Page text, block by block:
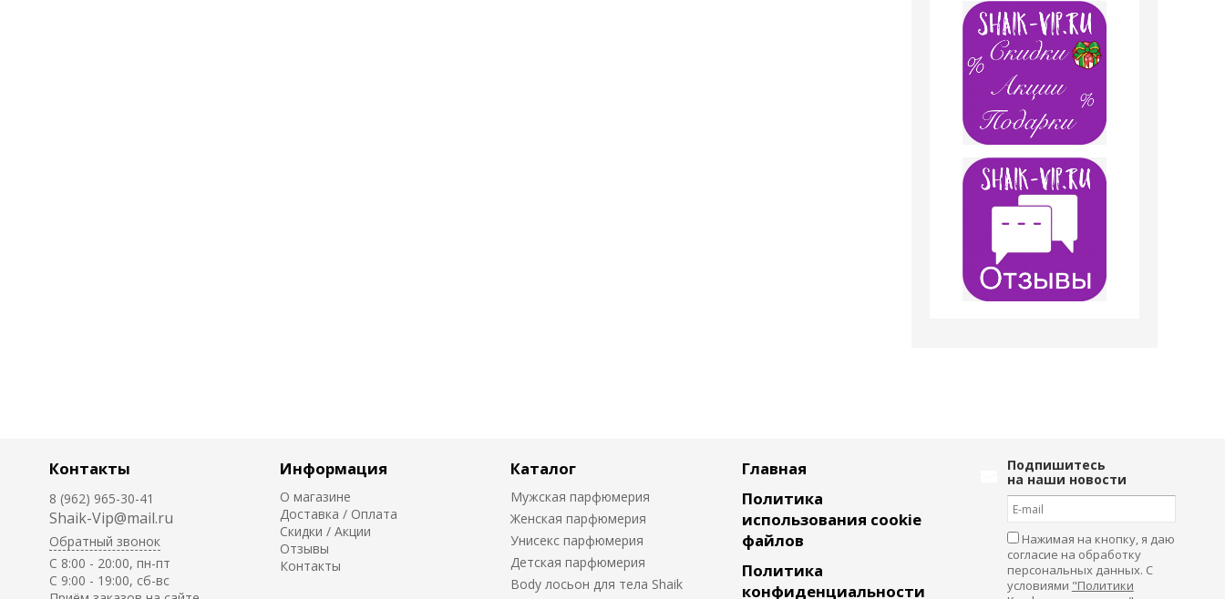
Контакты
8 (962) 965-30-41
Shaik-Vip@mail.ru
Обратный звонок
C 8:00 - 20:00, пн-пт
С 9:00 - 19:00, сб-вс
Информация
О магазине
Доставка / Оплата
Скидки / Акции
Отзывы
Контакты
Каталог
Мужская парфюмерия
Женская парфюмерия
Унисекс парфюмерия
Детская парфюмерия
Body лосьон для тела Shaik
Главная
Политика
использования cookie
файлов
Политика
конфиденциальности
Подпишитесь
на наши новости
Нажимая на кнопку, я даю
согласие на обработку
персональных данных. С
условиями "Политики